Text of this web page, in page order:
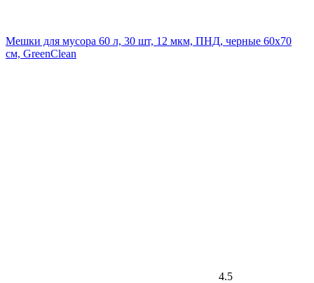
Мешки для мусора 60 л, 30 шт, 12 мкм, ПНД, черные 60х70
см, GreenClean
4.5